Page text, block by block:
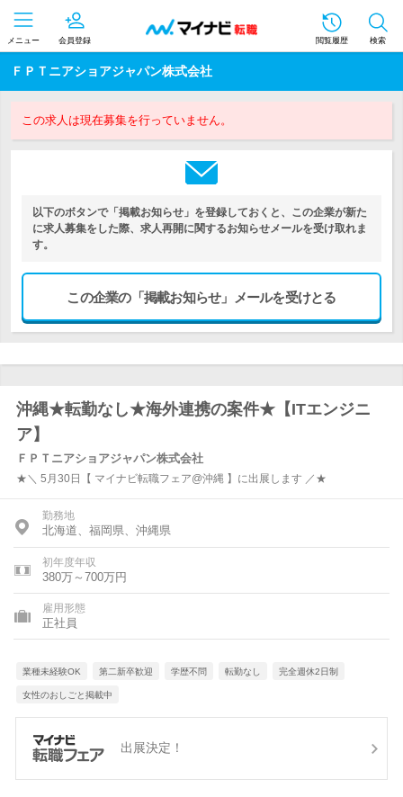
メニュー 会員登録 閲覧履歴 検索
ＦＰＴニアショアジャパン株式会社
この求人は現在募集を行っていません。
以下のボタンで「掲載お知らせ」を登録しておくと、この企業が新た
に求人募集をした際、求人再開に関するお知らせメールを受け取れま
す。
この企業の「掲載お知らせ」メールを受けとる
沖縄★転勤なし★海外連携の案件★【ITエンジニ
ア】
ＦＰＴニアショアジャパン株式会社
★＼ 5月30日【 マイナビ転職フェア@沖縄 】に出展します ／★
勤務地
北海道、福岡県、沖縄県
初年度年収
380万～700万円
雇用形態
正社員
業種未経験OK 第二新卒歓迎 学歴不問 転勤なし 完全週休2日制
女性のおしごと掲載中
出展決定！